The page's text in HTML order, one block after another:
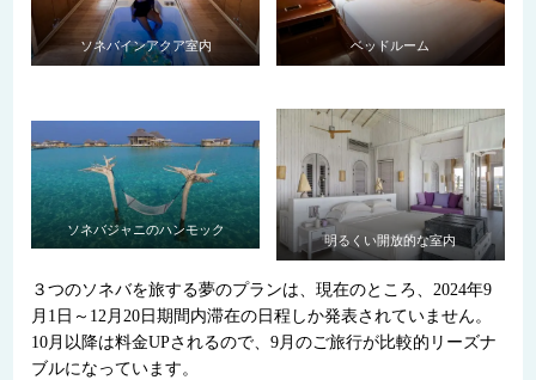
ソネバインアクア室内 ベッドルーム
ソネバジャニのハンモック
明るくい開放的な室内
３つのソネバを旅する夢のプランは、現在のところ、2024年9
月1日～12月20日期間内滞在の日程しか発表されていません。
10月以降は料金UPされるので、9月のご旅行が比較的リーズナ
ブルになっています。